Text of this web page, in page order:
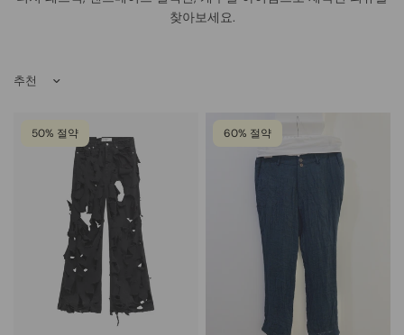
찾아보세요.
정렬 기준
50% 절약 60% 절약